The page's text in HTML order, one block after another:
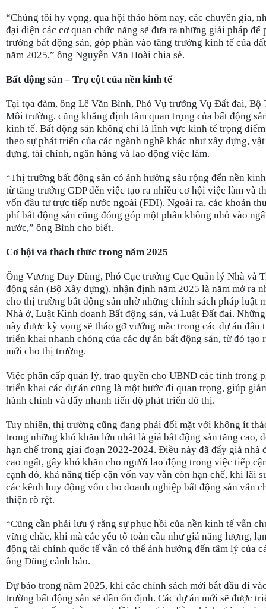
“Chúng tôi hy vọng, qua hội thảo hôm nay, các chuyên gia,
đại diện các cơ quan chức năng sẽ đưa ra những giải pháp để
trường bất động sản, góp phần vào tăng trưởng kinh tế của
năm 2025,” ông Nguyễn Văn Hoài chia sẻ.
Bất động sản – Trụ cột của nền kinh tế
Tại tọa đàm, ông Lê Văn Bình, Phó Vụ trưởng Vụ Đất đai, Bộ
Môi trường, cũng khẳng định tầm quan trọng của bất động
kinh tế. Bất động sản không chỉ là lĩnh vực kinh tế trọng
theo sự phát triển của các ngành nghề khác như xây dựng,
dựng, tài chính, ngân hàng và lao động việc làm.
“Thị trường bất động sản có ảnh hưởng sâu rộng đến nền
từ tăng trưởng GDP đến việc tạo ra nhiều cơ hội việc làm và
vốn đầu tư trực tiếp nước ngoài (FDI). Ngoài ra, các khoản
phí bất động sản cũng đóng góp một phần không nhỏ vào
nước,” ông Bình cho biết.
Cơ hội và thách thức trong năm 2025
Ông Vương Duy Dũng, Phó Cục trưởng Cục Quản lý Nhà và
động sản (Bộ Xây dựng), nhận định năm 2025 là năm mở ra
cho thị trường bất động sản nhờ những chính sách pháp luật
Nhà ở, Luật Kinh doanh Bất động sản, và Luật Đất đai.
này được kỳ vọng sẽ tháo gỡ vướng mắc trong các dự án đầu
triển khai nhanh chóng của các dự án bất động sản, từ đó tạo
mới cho thị trường.
Việc phân cấp quản lý, trao quyền cho UBND các tỉnh trong
triển khai các dự án cũng là một bước đi quan trọng, giúp
hành chính và đẩy nhanh tiến độ phát triển đô thị.
Tuy nhiên, thị trường cũng đang phải đối mặt với không ít
trong những khó khăn lớn nhất là giá bất động sản tăng cao,
hạn chế trong giai đoạn 2022-2024. Điều này đã đẩy giá nhà
cao ngất, gây khó khăn cho người lao động trong việc tiếp
cạnh đó, khả năng tiếp cận vốn vay vẫn còn hạn chế, khi lãi
các kênh huy động vốn cho doanh nghiệp bất động sản vẫn
thiện rõ rệt.
“Cũng cần phải lưu ý rằng sự phục hồi của nền kinh tế vẫn
vững chắc, khi mà các yếu tố toàn cầu như giá năng lượng,
động tài chính quốc tế vẫn có thể ảnh hưởng đến tâm lý của
ông Dũng cảnh báo.
Dự báo trong năm 2025, khi các chính sách mới bắt đầu đi
trường bất động sản sẽ dần ổn định. Các dự án mới sẽ được